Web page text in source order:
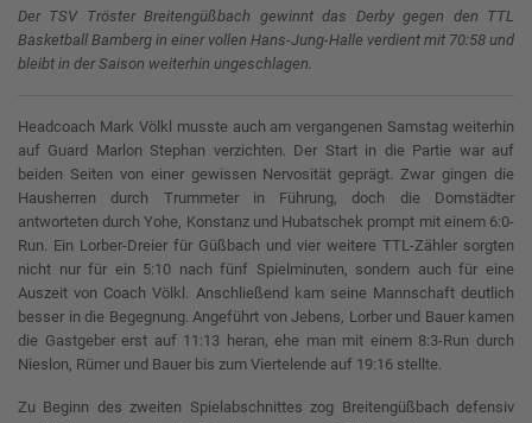
Der TSV Tröster Breitengüßbach gewinnt das Derby gegen den TTL
Basketball Bamberg in einer vollen Hans-Jung-Halle verdient mit 70:58 und
bleibt in der Saison weiterhin ungeschlagen.
Headcoach Mark Völkl musste auch am vergangenen Samstag weiterhin
auf Guard Marlon Stephan verzichten. Der Start in die Partie war auf
beiden Seiten von einer gewissen Nervosität geprägt. Zwar gingen die
Hausherren durch Trummeter in Führung, doch die Domstädter
antworteten durch Yohe, Konstanz und Hubatschek prompt mit einem 6:0-
Run. Ein Lorber-Dreier für Güßbach und vier weitere TTL-Zähler sorgten
nicht nur für ein 5:10 nach fünf Spielminuten, sondern auch für eine
Auszeit von Coach Völkl. Anschließend kam seine Mannschaft deutlich
besser in die Begegnung. Angeführt von Jebens, Lorber und Bauer kamen
die Gastgeber erst auf 11:13 heran, ehe man mit einem 8:3-Run durch
Nieslon, Rümer und Bauer bis zum Viertelende auf 19:16 stellte.
Zu Beginn des zweiten Spielabschnittes zog Breitengüßbach defensiv